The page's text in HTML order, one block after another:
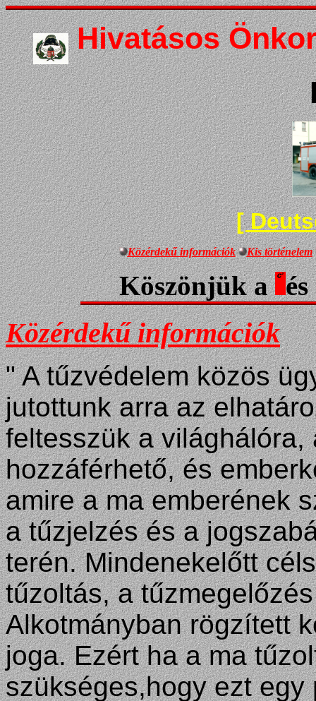
Hivatásos
[
Közérdekű információk Kis történelem
Köszönjük a
Közérdekű információk
" A tűzvédelem közös
jutottunk arra az
feltesszük a
hozzáférhető, és
amire a ma emberének
a tűzjelzés és a
terén. Mindenekelőtt
tűzoltás, a
Alkotmányban rögzített
joga. Ezért ha a ma
szükséges,hogy ezt